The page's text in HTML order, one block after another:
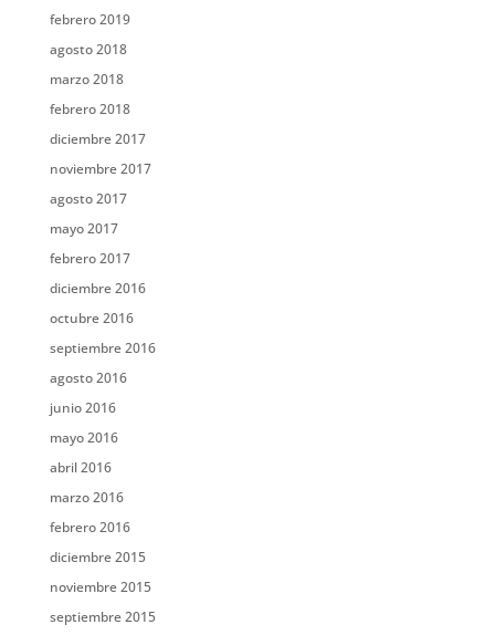
febrero 2019
agosto 2018
marzo 2018
febrero 2018
diciembre 2017
noviembre 2017
agosto 2017
mayo 2017
febrero 2017
diciembre 2016
octubre 2016
septiembre 2016
agosto 2016
junio 2016
mayo 2016
abril 2016
marzo 2016
febrero 2016
diciembre 2015
noviembre 2015
septiembre 2015